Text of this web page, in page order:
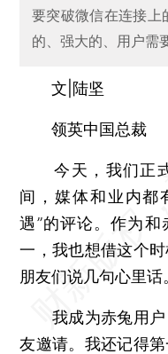
要突破微信在连接上
的、强大的、用户需
文|陆坚
领英中国总裁
今天，我们正
间，媒体和业内都
遇”的评论。作为和
一，我也想借这个
朋友们说几句心里话
我成为赤兔用户
友邀请。我还记得